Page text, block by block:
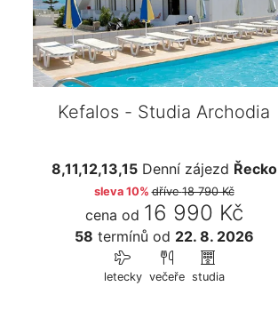
Kefalos - Studia Archodia
8,11,12,13,15Denní zájezd Řecko
sleva 10% dříve18 790 Kč
cena od 16 990 Kč
58 termínů od 22. 8. 2026
letecky večeře studia